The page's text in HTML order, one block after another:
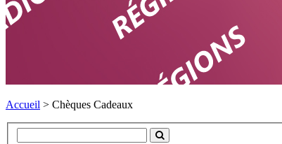
Accueil > Chèques Cadeaux